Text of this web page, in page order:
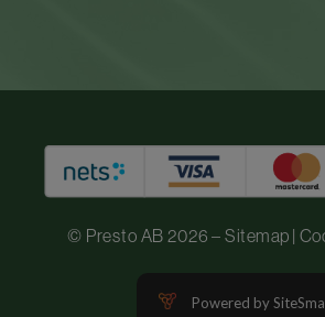
© Presto AB 2026 –Sitemap |
Powered by